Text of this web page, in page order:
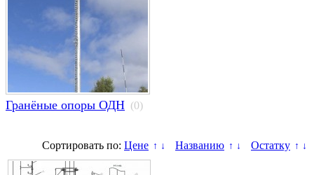
Гранёные опоры ОДН (0)
Сортировать по: Цене ↑ ↓ Названию ↑ ↓ Остатку ↑ ↓